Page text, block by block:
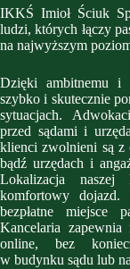
IKKŚ Imioł Ściuk
ludzi, których łączy
na najwyższym
Dzięki ambitnemu i
szybko i skutecznie
sytuacjach.
przed sądami i
klienci zwolnieni są z
bądź urzędach i
Lokalizacja
komfortowy dojazd.
bezpłatne miejsce
Kancelaria
online, bez
w budynku sądu lub